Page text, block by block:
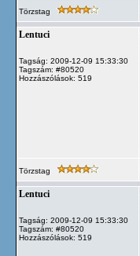
Törzstag
Lentuci
Tagság: 2009-12-09 15:33:30
Tagszám: #80520
Hozzászólások: 519
Törzstag
Lentuci
Tagság: 2009-12-09 15:33:30
Tagszám: #80520
Hozzászólások: 519